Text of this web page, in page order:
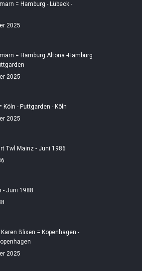
= Hamburg - Lübeck -
2025
= Hamburg Altona -Hamburg
2025
Köln - Puttgarden - Köln
2025
Twl Mainz - Juni 1986
- Juni 1988
Blixen = Kopenhagen -
2025